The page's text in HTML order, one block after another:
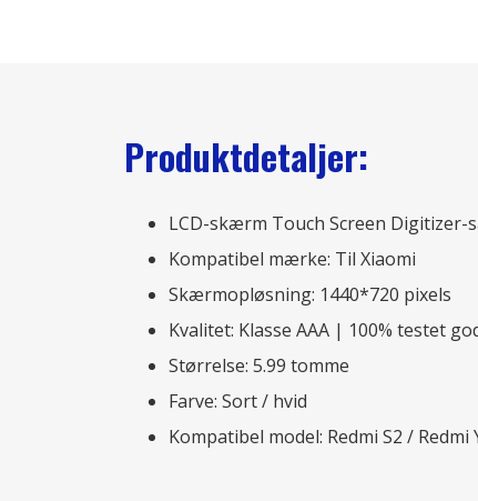
Produktdetaljer:
LCD-skærm Touch Screen Digitizer-
Kompatibel mærke: Til Xiaomi
Skærmopløsning: 1440*720 pixels
Kvalitet: Klasse AAA | 100% testet
Størrelse: 5.99 tomme
Farve: Sort / hvid
Kompatibel model: Redmi S2 / Redmi